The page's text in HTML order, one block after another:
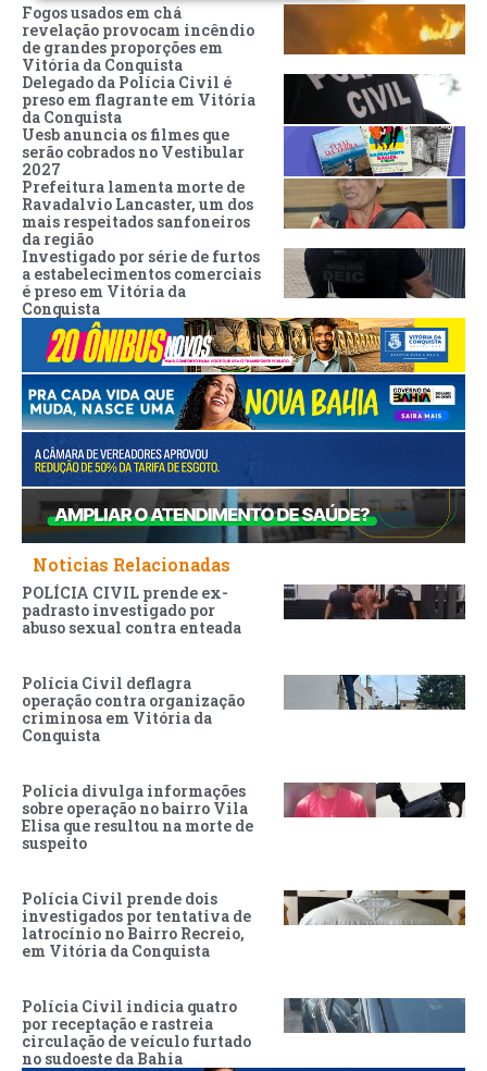
Fogos usados em chá
revelação provocam incêndio
de grandes proporções em
Vitória da Conquista
Delegado da Polícia Civil é
preso em flagrante em Vitória
da Conquista
Uesb anuncia os filmes que
serão cobrados no Vestibular
2027
Prefeitura lamenta morte de
Ravadalvio Lancaster, um dos
mais respeitados sanfoneiros
da região
Investigado por série de furtos
a estabelecimentos comerciais
é preso em Vitória da
Conquista
Noticias Relacionadas
POLÍCIA CIVIL prende ex-
padrasto investigado por
abuso sexual contra enteada
Polícia Civil deflagra
operação contra organização
criminosa em Vitória da
Conquista
Polícia divulga informações
sobre operação no bairro Vila
Elisa que resultou na morte de
suspeito
Polícia Civil prende dois
investigados por tentativa de
latrocínio no Bairro Recreio,
em Vitória da Conquista
Polícia Civil indicia quatro
por receptação e rastreia
circulação de veículo furtado
no sudoeste da Bahia